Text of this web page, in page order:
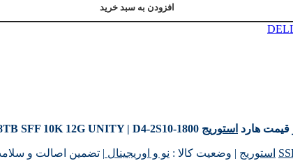
افزودن به سبد خرید
هارد استوریج SFF 10K 12G UNITY | D4-2S10-1800
استوریج | وضعیت کالا : نو و اوریجینال | تضمین اصالت و